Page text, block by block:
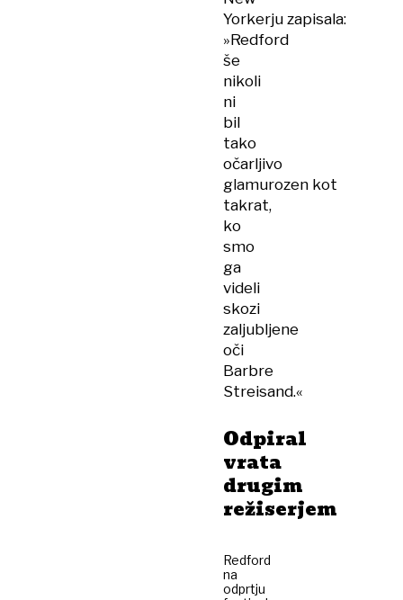
Yorkerju zapisala:
»Redford
še
nikoli
ni
bil
tako
očarljivo
glamurozen kot
takrat,
ko
smo
ga
videli
skozi
zaljubljene
oči
Barbre
Streisand.«
Odpiral
vrata
drugim
režiserjem
Redford
na
odprtju